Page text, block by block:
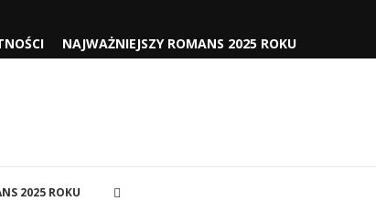
NAJWAŻNIEJSZY ROMANS 2025 ROKU
2025 ROKU